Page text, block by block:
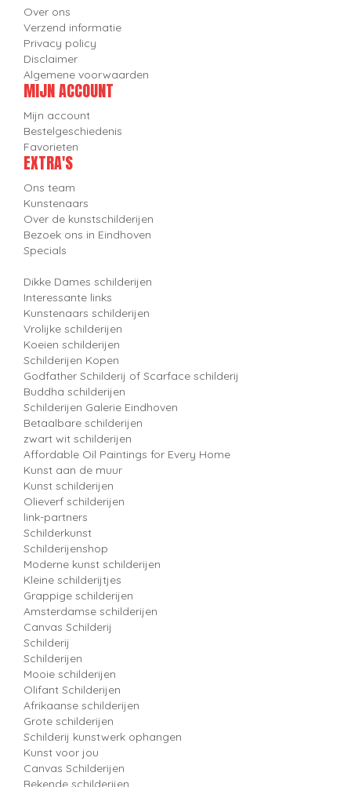
Over ons
Verzend informatie
Privacy policy
Disclaimer
Algemene voorwaarden
MIJN ACCOUNT
Mijn account
Bestelgeschiedenis
Favorieten
EXTRA'S
Ons team
Kunstenaars
Over de kunstschilderijen
Bezoek ons in Eindhoven
Specials
Dikke Dames schilderijen
Interessante links
Kunstenaars schilderijen
Vrolijke schilderijen
Koeien schilderijen
Schilderijen Kopen
Godfather Schilderij of Scarface schilderij
Buddha schilderijen
Schilderijen Galerie Eindhoven
Betaalbare schilderijen
zwart wit schilderijen
Affordable Oil Paintings for Every Home
Kunst aan de muur
Kunst schilderijen
Olieverf schilderijen
link-partners
Schilderkunst
Schilderijenshop
Moderne kunst schilderijen
Kleine schilderijtjes
Grappige schilderijen
Amsterdamse schilderijen
Canvas Schilderij
Schilderij
Schilderijen
Mooie schilderijen
Olifant Schilderijen
Afrikaanse schilderijen
Grote schilderijen
Schilderij kunstwerk ophangen
Kunst voor jou
Canvas Schilderijen
Bekende schilderijen